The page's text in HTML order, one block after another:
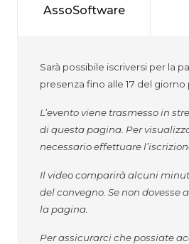
Sarà possibile iscriversi per la
presenza fino alle 17 del giorno
L’evento viene trasmesso in
di questa pagina. Per
necessario effettuare
Il video comparirà alcuni
del convegno. Se non dovesse
la pagina.
Per assicurarci che possiate
AssoSoftware